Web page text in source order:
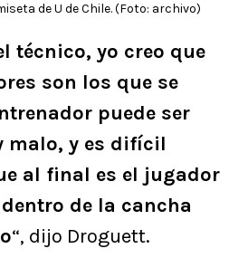
de U de Chile. (Foto: archivo)
técnico, yo creo que
son los que se
puede ser
malo, y es difícil
al final es el jugador
de la cancha
“, dijo Droguett.